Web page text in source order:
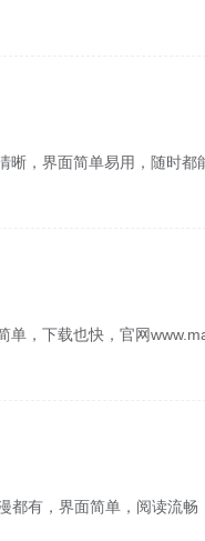
晰，界面简单易用，随时都
单，下载也快，官网
都有，界面简单，阅读流